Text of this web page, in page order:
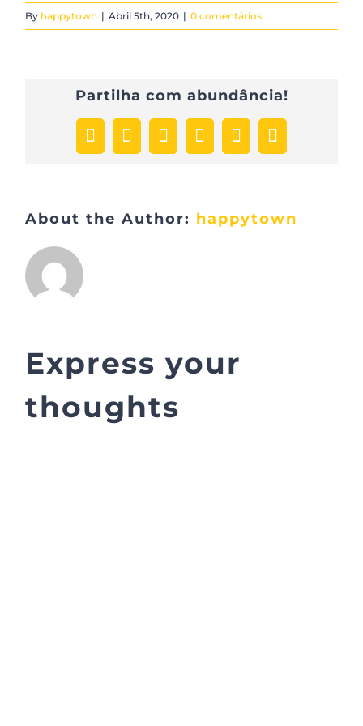
By happytown | Abril 5th, 2020 | 0 comentários
Partilha com abundância!
Facebook
X LinkedInWhatsApp
PinterestEmail
(necessário
publicado)
About the Author: happytown
Express your
thoughts